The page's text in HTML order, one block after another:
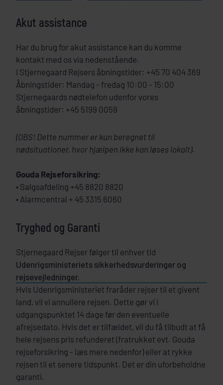
Akut assistance
Har du brug for akut assistance kan du komme
kontakt med os via nedenstående.
I Stjernegaard Rejsers åbningstider: +45 70 404 369
Åbningstider: Mandag - fredag 10:00 - 15:00
Stjernegaards nødtelefon udenfor vores
åbningstider: +45 5199 0059
(OBS! Dette nummer er kun beregnet til
nødsituationer, hvor hjælpen ikke kan løses lokalt).
Gouda Rejseforsikring:
• Salgsafdeling +45 8820 8820
• Alarmcentral + 45 3315 6060
Tryghed og Garanti
Stjernegaard Rejser følger til enhver tid
Udenrigsministeriets sikkerhedsvurderinger og
rejsevejledninger.
Hvis Udenrigsministeriet fraråder rejser til et givent
land, vil vi annullere rejsen. Dette gør vi i
udgangspunktet 14 dage før den eventuelle
afrejsedato. Hvis det er tilfældet, vil du få tilbudt at få
hele rejsens pris refunderet (fratrukket evt. Gouda
rejseforsikring - læs mere nedenfor) eller at rykke
rejsen til et senere tidspunkt. Det er din uforbeholdne
garanti.